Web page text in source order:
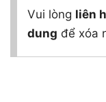
Vui lòng liên
dung để xóa